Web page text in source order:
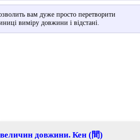
вам дуже просто перетворити
виміру довжини і відстані.
довжини. Кен (間)